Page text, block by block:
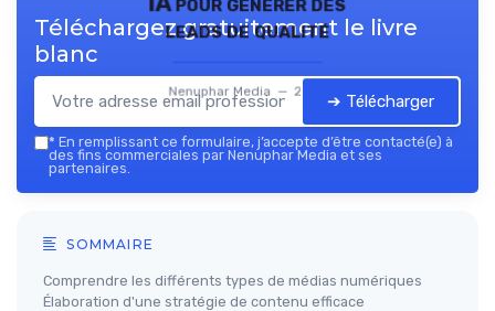
leads de qualité
Nenuphar Media — 2026
Téléchargez gratuitement le livre
blanc
➔ Télécharger
* En remplissant ce formulaire, j’accepte d’être contacté(e) à
des fins commerciales par Nenuphar Media et ses
partenaires.
SOMMAIRE
Comprendre les différents types de médias numériques
Élaboration d'une stratégie de contenu efficace